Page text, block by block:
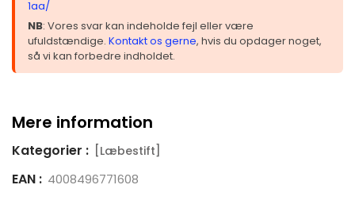
1aa/
NB: Vores svar kan indeholde fejl eller være
ufuldstændige. Kontakt os gerne, hvis du opdager noget,
så vi kan forbedre indholdet.
Mere information
Kategorier : [Læbestift]
EAN : 4008496771608